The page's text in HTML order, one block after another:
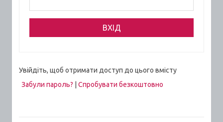
Увійдіть, щоб отримати доступ до цього вмісту
Забули пароль?
Спробувати безкоштовно